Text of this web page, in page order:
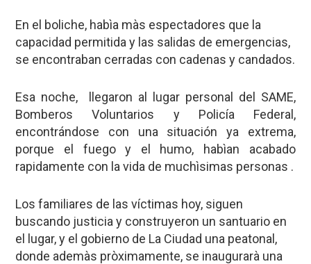
En el boliche, habìa màs espectadores que la
capacidad permitida y las salidas de emergencias,
se encontraban cerradas con cadenas y candados.
Esa noche, llegaron al lugar personal del SAME,
Bomberos Voluntarios y Policía Federal,
encontrándose con una situación ya extrema,
porque el fuego y el humo, habìan acabado
rapidamente con la vida de muchìsimas personas .
Los familiares de las víctimas hoy, siguen
buscando justicia y construyeron un santuario en
el lugar, y el gobierno de La Ciudad una peatonal,
donde ademàs pròximamente, se inaugurarà una